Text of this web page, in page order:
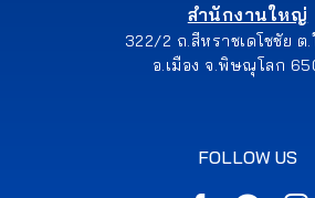
สำนักงานใหญ่
322/2 ถ.สีหราชเดโชชัย ต.
อ.เมือง จ.พิษณุโลก
FOLLOW US